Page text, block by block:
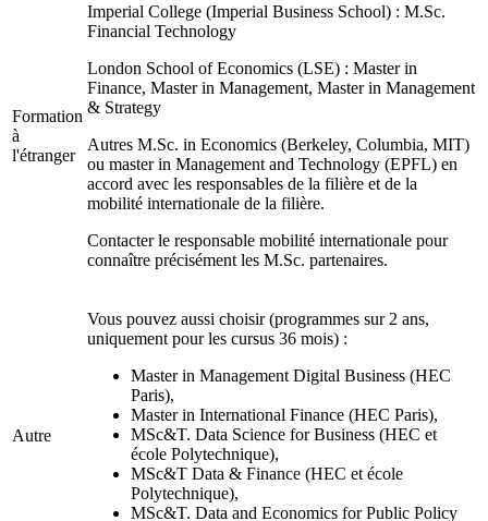
Formation
à
l'étranger
Imperial College (Imperial Business School) : M.Sc.
Financial Technology
London School of Economics (LSE) : Master in
Finance, Master in Management, Master in Management
& Strategy
Autres M.Sc. in Economics (Berkeley, Columbia, MIT)
ou master in Management and Technology (EPFL) en
accord avec les responsables de la filière et de la
mobilité internationale de la filière.
Contacter le responsable mobilité internationale pour
connaître précisément les M.Sc. partenaires.
Autre
Vous pouvez aussi choisir (programmes sur 2 ans,
uniquement pour les cursus 36 mois) :
Master in Management Digital Business (HEC
Paris),
Master in International Finance (HEC Paris),
MSc&T. Data Science for Business (HEC et
école Polytechnique),
MSc&T Data & Finance (HEC et école
Polytechnique),
MSc&T. Data and Economics for Public Policy